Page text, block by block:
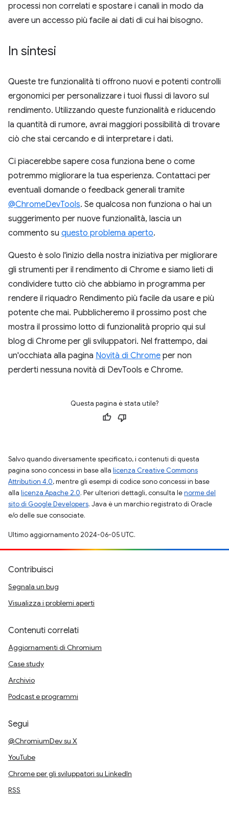
processi non correlati e spostare i canali in modo da
avere un accesso più facile ai dati di cui hai bisogno.
In sintesi
Queste tre funzionalità ti offrono nuovi e potenti controlli
ergonomici per personalizzare i tuoi flussi di lavoro sul
rendimento. Utilizzando queste funzionalità e riducendo
la quantità di rumore, avrai maggiori possibilità di trovare
ciò che stai cercando e di interpretare i dati.
Ci piacerebbe sapere cosa funziona bene o come
potremmo migliorare la tua esperienza. Contattaci per
eventuali domande o feedback generali tramite
@ChromeDevTools. Se qualcosa non funziona o hai un
suggerimento per nuove funzionalità, lascia un
commento su questo problema aperto.
Questo è solo l'inizio della nostra iniziativa per migliorare
gli strumenti per il rendimento di Chrome e siamo lieti di
condividere tutto ciò che abbiamo in programma per
rendere il riquadro Rendimento più facile da usare e più
potente che mai. Pubblicheremo il prossimo post che
mostra il prossimo lotto di funzionalità proprio qui sul
blog di Chrome per gli sviluppatori. Nel frattempo, dai
un'occhiata alla pagina Novità di Chrome per non
perderti nessuna novità di DevTools e Chrome.
Questa pagina è stata utile?
Salvo quando diversamente specificato, i contenuti di questa
pagina sono concessi in base alla licenza Creative Commons
Attribution 4.0, mentre gli esempi di codice sono concessi in base
alla licenza Apache 2.0. Per ulteriori dettagli, consulta lenorme del
sito di Google Developers. Java è un marchio registrato di Oracle
e/o delle sue consociate.
Ultimo aggiornamento 2024-06-05 UTC.
Contribuisci
Segnala un bug
Visualizza i problemi aperti
Contenuti correlati
Aggiornamenti di Chromium
Case study
Archivio
Podcast e programmi
Segui
@ChromiumDev su X
YouTube
Chrome per gli sviluppatori su LinkedIn
RSS